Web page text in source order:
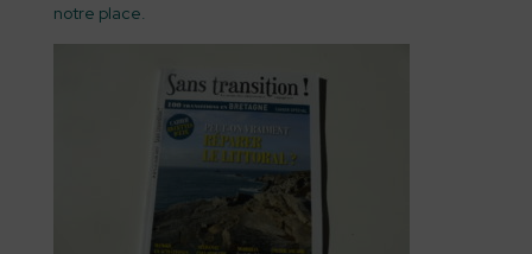
notre place.